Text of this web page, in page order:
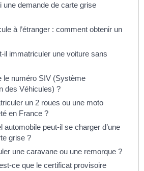
une demande de carte grise
à l’étranger : comment obtenir un
il immatriculer une voiture sans
le numéro SIV (Système
des Véhicules) ?
un 2 roues ou une moto
en France ?
automobile peut-il se charger d’une
grise ?
une caravane ou une remorque ?
ce que le certificat provisoire